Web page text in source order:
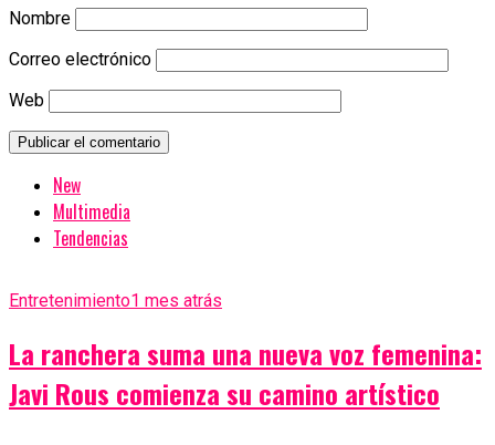
Nombre
Correo electrónico
Web
New
Multimedia
Tendencias
Entretenimiento1 mes atrás
La ranchera suma una nueva voz femenina:
Javi Rous comienza su camino artístico